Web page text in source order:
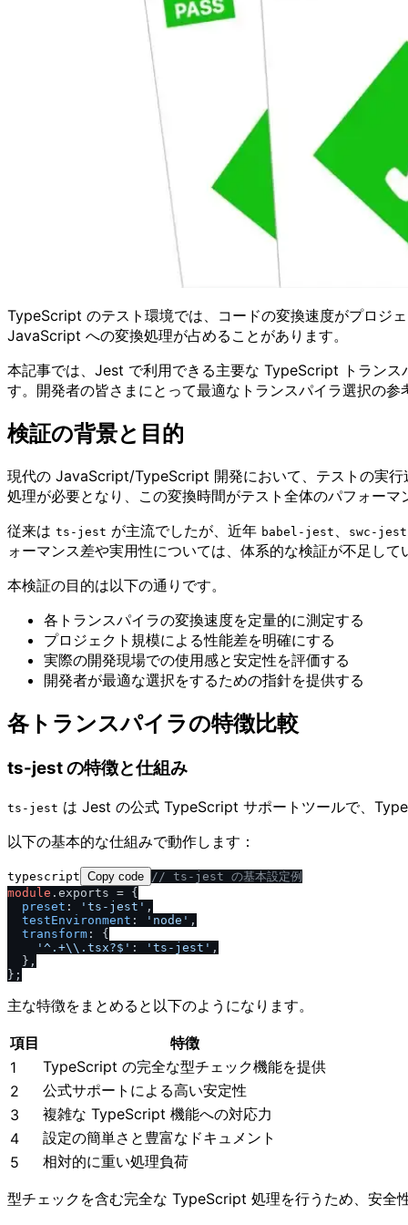
TypeScript のテスト環境では、コードの変換速度がプロジ
JavaScript への変換処理が占めることがあります。
本記事では、Jest で利用できる主要な TypeScript トラン
す。開発者の皆さまにとって最適なトランスパイラ選択の参
検証の背景と目的
現代の JavaScript/TypeScript 開発において、テストの実
処理が必要となり、この変換時間がテスト全体のパフォーマ
従来は ts-jest が主流でしたが、近年 babel-jest 、 swc-jest
ォーマンス差や実用性については、体系的な検証が不足して
本検証の目的は以下の通りです。
各トランスパイラの変換速度を定量的に測定する
プロジェクト規模による性能差を明確にする
実際の開発現場での使用感と安定性を評価する
開発者が最適な選択をするための指針を提供する
各トランスパイラの特徴比較
ts-jest の特徴と仕組み
ts-jest は Jest の公式 TypeScript サポートツールで、
以下の基本的な仕組みで動作します：
typescript Copy code / / ts-jest の基本設定例
module . exports = {
preset : 'ts-jest' ,
testEnvironment : 'node' ,
transform : {
'^.+\\.tsx?$' : 'ts-jest' ,
  },
主な特徴をまとめると以下のようになります。
項目
特徴
1
TypeScript の完全な型チェック機能を提供
2
公式サポートによる高い安定性
3
複雑な TypeScript 機能への対応力
4
設定の簡単さと豊富なドキュメント
5
相対的に重い処理負荷
型チェックを含む完全な TypeScript 処理を行うため、安全